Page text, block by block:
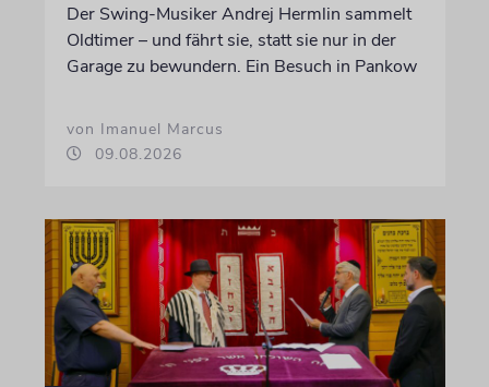
Der Swing-Musiker Andrej Hermlin sammelt
Oldtimer – und fährt sie, statt sie nur in der
Garage zu bewundern. Ein Besuch in Pankow
von Imanuel Marcus
09.08.2026